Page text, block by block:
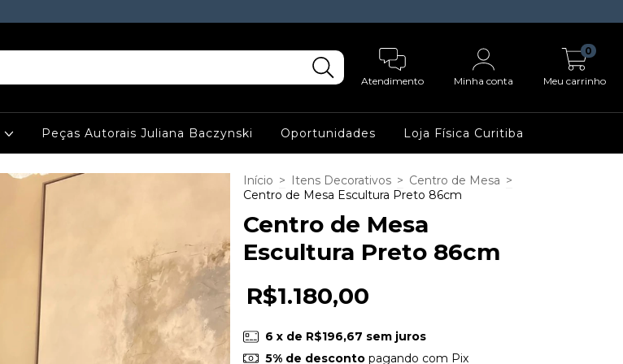
Atendimento Minha conta Meu carrinho
0
Peças Autorais Juliana Baczynski Oportunidades Loja Física Curitiba
Início > Itens Decorativos > Centro de Mesa >
Centro de Mesa Escultura Preto 86cm
Centro de Mesa
Escultura Preto 86cm
R$1.180,00
6 x de R$196,67 sem juros
5% de descontopagando com Pix